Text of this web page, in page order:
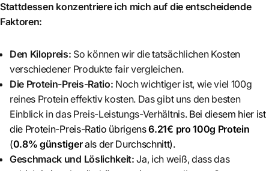
Stattdessen konzentriere ich mich auf die entscheidende
Faktoren:
Den Kilopreis: So können wir die tatsächlichen Kosten
verschiedener Produkte fair vergleichen.
Die Protein-Preis-Ratio: Noch wichtiger ist, wie viel 100g
reines Protein effektiv kosten. Das gibt uns den besten
Einblick in das Preis-Leistungs-Verhältnis. Bei diesem hier ist
die Protein-Preis-Ratio übrigens6.21€ pro 100g Protein
(0.8% günstigerals der Durchschnitt).
Geschmack und Löslichkeit: Ja, ich weiß, dass das